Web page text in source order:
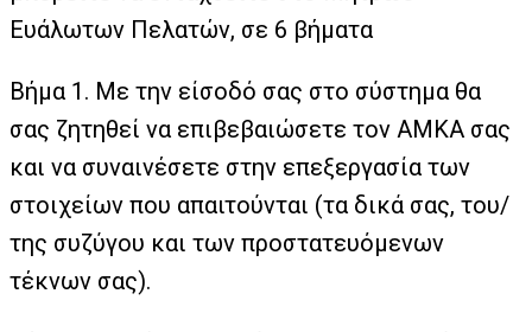
Ευάλωτων Πελατών, σε 6 βήματα
Βήμα 1. Με την είσοδό σας στο σύστημα θα
σας ζητηθεί να επιβεβαιώσετε τον ΑΜΚΑ σας
και να συναινέσετε στην επεξεργασία των
στοιχείων που απαιτούνται (τα δικά σας, του/
της συζύγου και των προστατευόμενων
τέκνων σας).